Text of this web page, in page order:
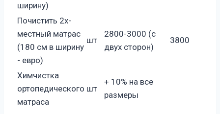
ширину)
Почистить 2х-
местный матрас
(180 см в ширину
- евро)
шт
2800-3000 (с
двух сторон)
3800
Химчистка
ортопедического
матраса
шт
+ 10% на все
размеры